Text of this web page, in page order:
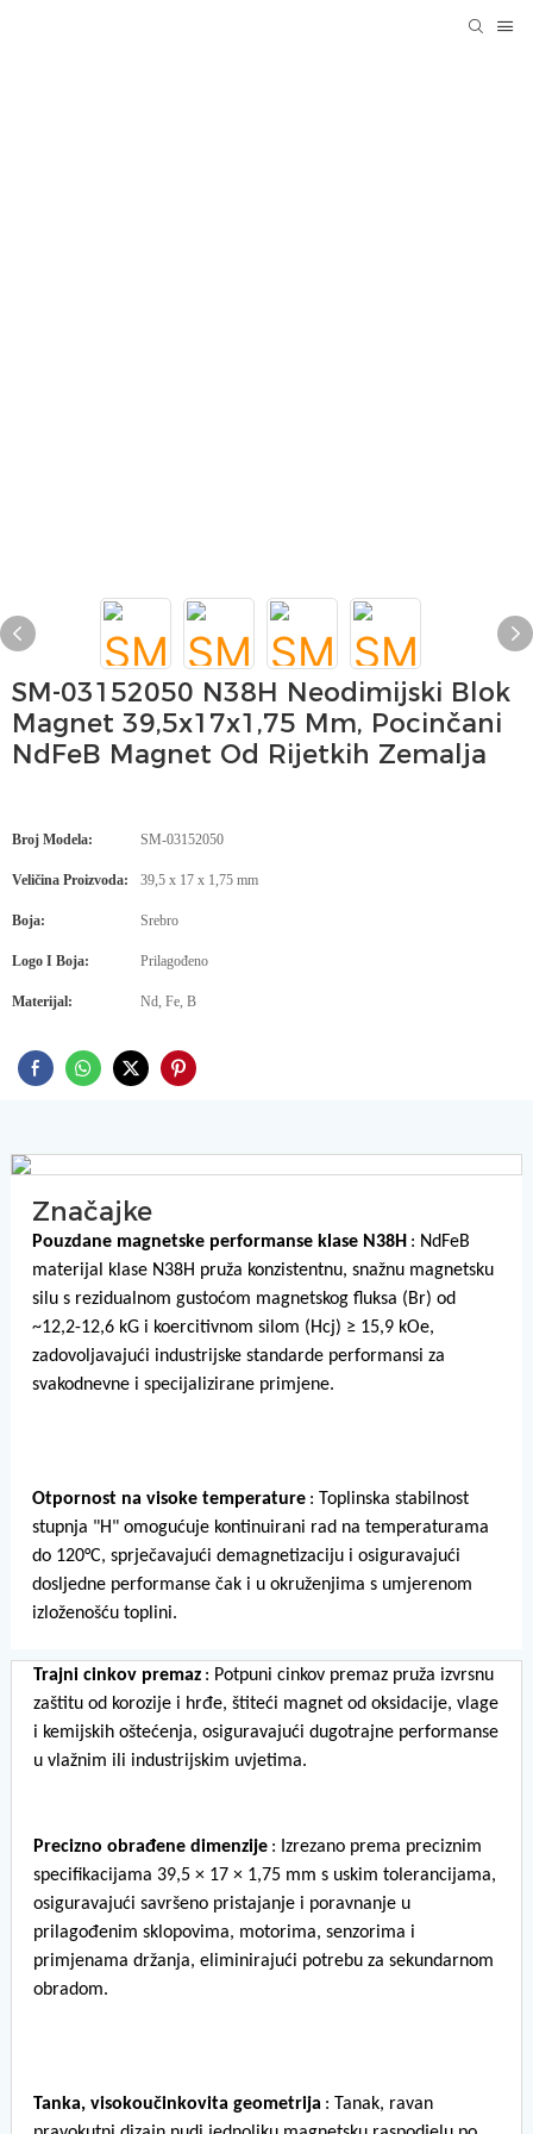
SM-03152050 N38H Neodimijski Blok
Magnet 39,5x17x1,75 Mm, Pocinčani
NdFeB Magnet Od Rijetkih Zemalja
Broj Modela: SM-03152050
Veličina Proizvoda: 39,5 x 17 x 1,75 mm
Boja: Srebro
Logo I Boja: Prilagođeno
Materijal: Nd, Fe, B
Značajke
Pouzdane magnetske performanse klase N38H : NdFeB
materijal klase N38H pruža konzistentnu, snažnu magnetsku
silu s rezidualnom gustoćom magnetskog fluksa (Br) od
~12,2-12,6 kG i koercitivnom silom (Hcj) ≥ 15,9 kOe,
zadovoljavajući industrijske standarde performansi za
svakodnevne i specijalizirane primjene.
Otpornost na visoke temperature : Toplinska stabilnost
stupnja "H" omogućuje kontinuirani rad na temperaturama
do 120°C, sprječavajući demagnetizaciju i osiguravajući
dosljedne performanse čak i u okruženjima s umjerenom
izloženošću toplini.
Trajni cinkov premaz : Potpuni cinkov premaz pruža izvrsnu
zaštitu od korozije i hrđe, štiteći magnet od oksidacije, vlage
i kemijskih oštećenja, osiguravajući dugotrajne performanse
u vlažnim ili industrijskim uvjetima.
Precizno obrađene dimenzije : Izrezano prema preciznim
specifikacijama 39,5 × 17 × 1,75 mm s uskim tolerancijama,
osiguravajući savršeno pristajanje i poravnanje u
prilagođenim sklopovima, motorima, senzorima i
primjenama držanja, eliminirajući potrebu za sekundarnom
obradom.
Tanka, visokoučinkovita geometrija : Tanak, ravan